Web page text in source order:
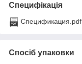
Специфікація
Спецификация.pdf
Спосіб упаковки